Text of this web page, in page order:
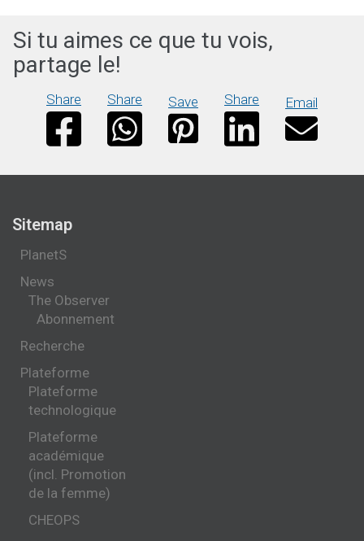
Si tu aimes ce que tu vois,
partage le!
Share Share Save Share Email
Sitemap
PlanetS
News
The Observer
Abonnement
Recherche
Plateforme
Plateforme
technologique
Plateforme
académique
(incl. Promotion
de la femme)
CHEOPS